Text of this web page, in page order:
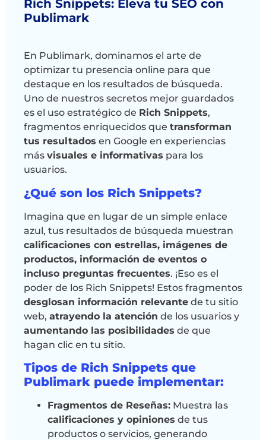
Rich Snippets: Eleva tu SEO con
Publimark
En Publimark, dominamos el arte de
optimizar tu presencia online para que
destaque en los resultados de búsqueda.
Uno de nuestros secretos mejor guardados
es el uso estratégico de Rich Snippets,
fragmentos enriquecidos que transforman
tus resultados en Google en experiencias
más visuales e informativas para los
usuarios.
¿Qué son los Rich Snippets?
Imagina que en lugar de un simple enlace
azul, tus resultados de búsqueda muestran
calificaciones con estrellas, imágenes de
productos, información de eventos o
incluso preguntas frecuentes. ¡Eso es el
poder de los Rich Snippets! Estos fragmentos
desglosan información relevante de tu sitio
web, atrayendo la atención de los usuarios y
aumentando las posibilidades de que
hagan clic en tu sitio.
Tipos de Rich Snippets que
Publimark puede implementar:
Fragmentos de Reseñas: Muestra las
calificaciones y opiniones de tus
productos o servicios, generando